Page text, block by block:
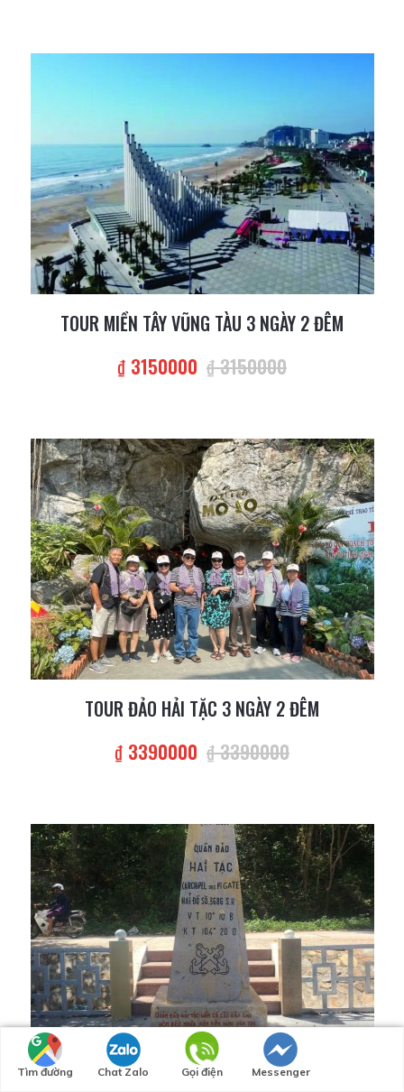
TOUR MIỀN TÂY VŨNG TÀU 3 NGÀY 2 ĐÊM
₫ 3150000 ₫ 3150000
TOUR ĐẢO HẢI TẶC 3 NGÀY 2 ĐÊM
₫ 3390000 ₫ 3390000
Tìm đường Chat Zalo Gọi điện Messenger